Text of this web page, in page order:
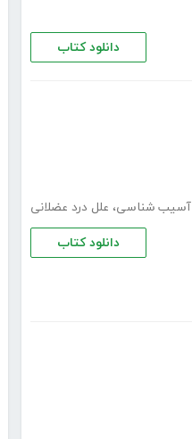
دانلود کتاب
آسیب شناسی، علل درد عضلانی
دانلود کتاب